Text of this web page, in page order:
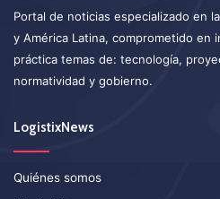
Portal de noticias especializado en
y América Latina, comprometido en
práctica temas de: tecnología,
normatividad y gobierno.
LogistixNews
Quiénes somos